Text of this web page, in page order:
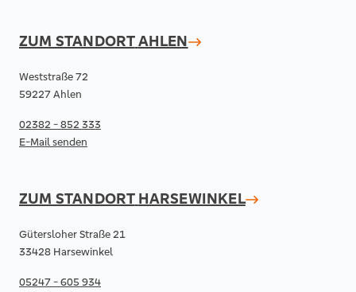
ZUM STANDORTAHLEN
Weststraße 72
59227 Ahlen
02382 - 852 333
E-Mail senden
ZUM STANDORT HARSEWINKEL
Gütersloher Straße 21
33428 Harsewinkel
05247 - 605 934